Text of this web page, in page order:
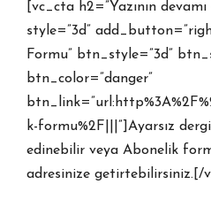
[vc_cta h2=”Yazının
style=”3d”
Formu” btn_style=”3d”
btn_color=”danger”
k-formu%2F|||”]Ayarsız
edinebilir veya Abonelik
adresinize getirtebilirsiniz.[/